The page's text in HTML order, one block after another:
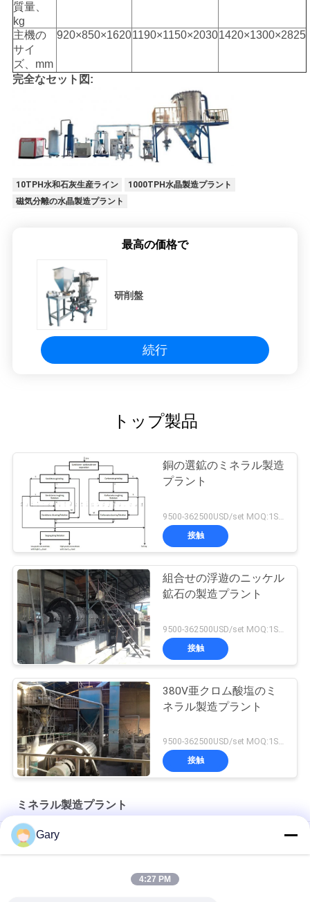
プ
ラ
イ
ー
ポ
リ
質量、
kg
主機の
サイ
ズ、mm
920×850×16201190×1150×20301420×1300×2825
完全なセット図:
10TPH水和石灰生産ライン
1000TPH水晶製造プラント
磁気分離の水晶製造プラント
最高の価格で
研削盤
続行
トップ製品
銅の選鉱のミネラル製造
プラント
接触
組合せの浮遊のニッケル
鉱石の製造プラント
接触
380V亜クロム酸塩のミ
ネラル製造プラント
9500-362500USD/set MOQ:1SET
接触
ミネラル製造プラント
ジルコニア構造陶器
Gary
4:27 PM